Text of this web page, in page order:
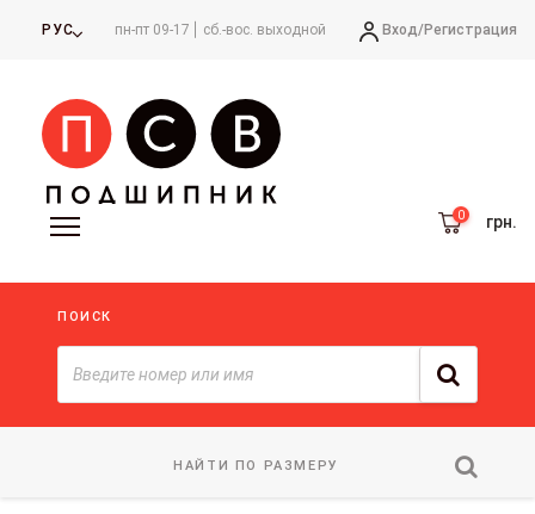
РУС пн-пт 09-17 сб.-вос. выходной Вход/Регистрация
грн.
ПОИСК
НАЙТИ ПО РАЗМЕРУ